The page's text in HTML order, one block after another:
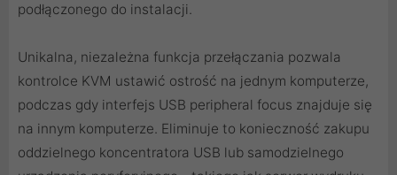
podłączonego do instalacji.
Unikalna, niezależna funkcja przełączania pozwala
kontrolce KVM ustawić ostrość na jednym komputerze,
podczas gdy interfejs USB peripheral focus znajduje się
na innym komputerze. Eliminuje to konieczność zakupu
oddzielnego koncentratora USB lub samodzielnego